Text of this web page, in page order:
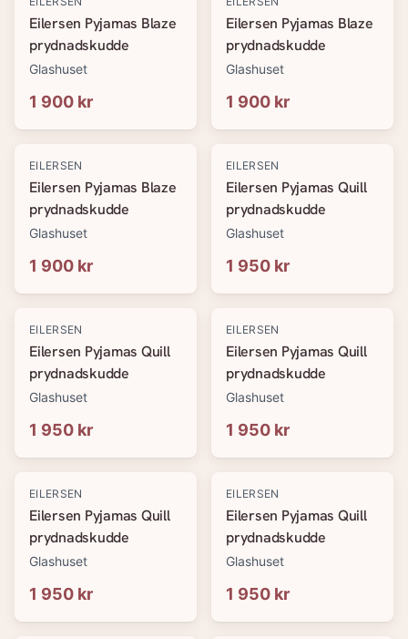
Eilersen Pyjamas Blaze
prydnadskudde
Glashuset
1 900 kr
Eilersen Pyjamas Blaze
prydnadskudde
Glashuset
1 900 kr
EILERSEN
Eilersen Pyjamas Blaze
prydnadskudde
Glashuset
1 900 kr
EILERSEN
Eilersen Pyjamas Quill
prydnadskudde
Glashuset
1 950 kr
EILERSEN
Eilersen Pyjamas Quill
prydnadskudde
Glashuset
1 950 kr
EILERSEN
Eilersen Pyjamas Quill
prydnadskudde
Glashuset
1 950 kr
EILERSEN
Eilersen Pyjamas Quill
prydnadskudde
Glashuset
1 950 kr
EILERSEN
Eilersen Pyjamas Quill
prydnadskudde
Glashuset
1 950 kr